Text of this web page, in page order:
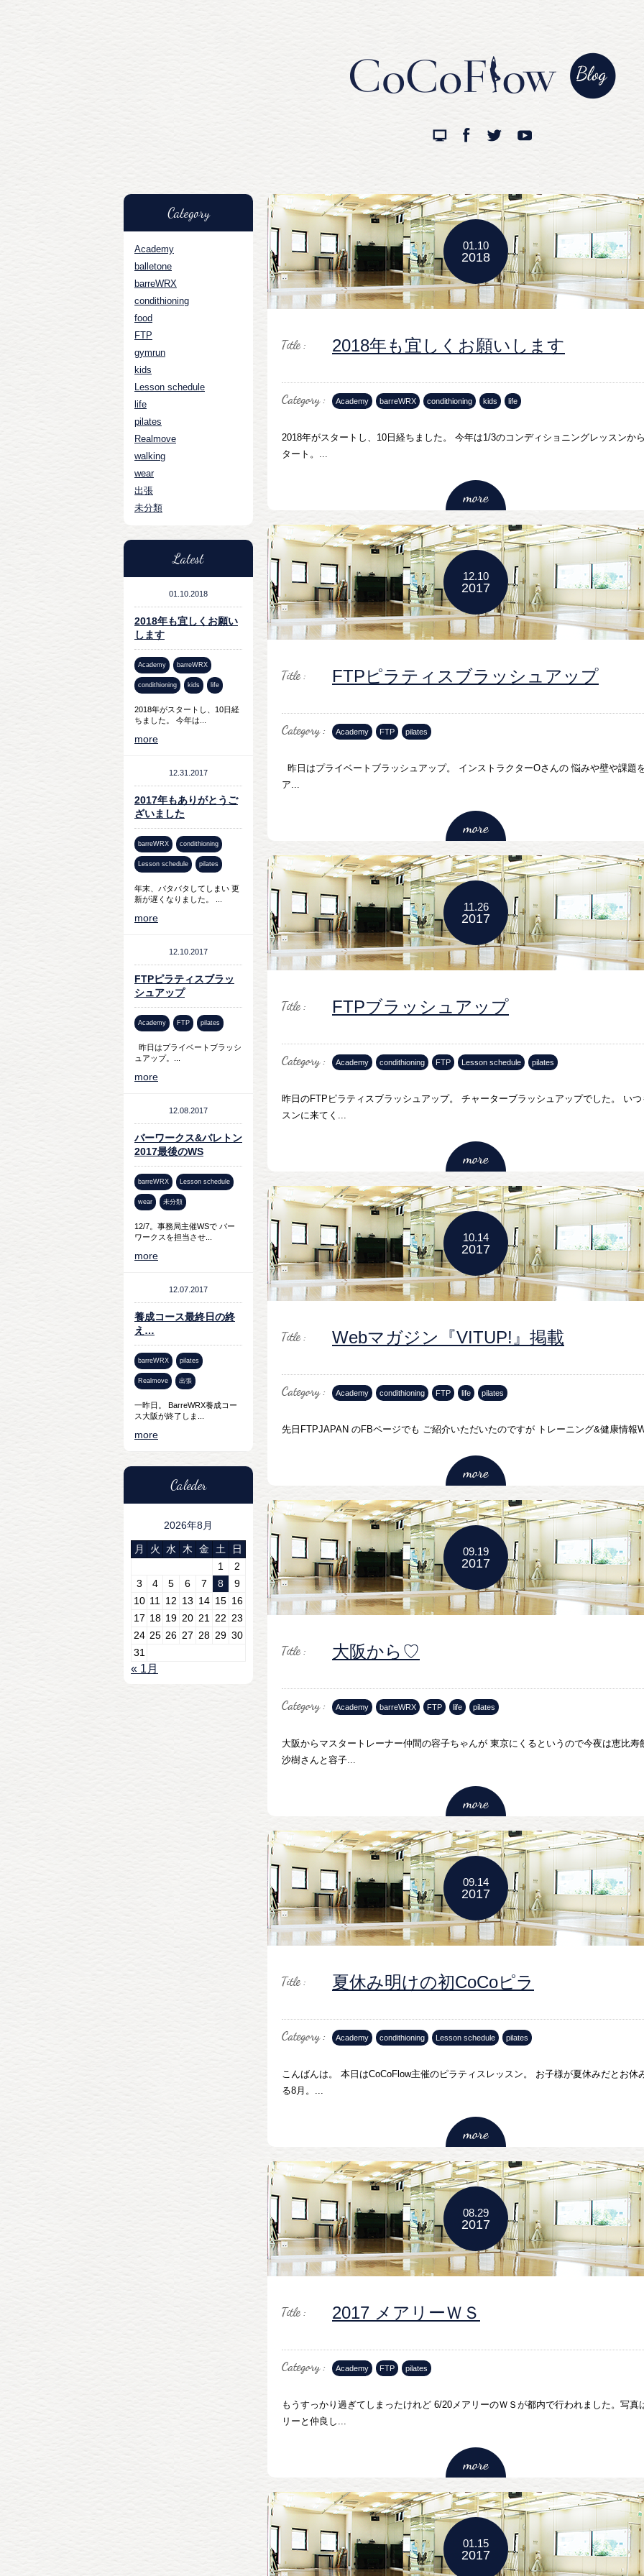
Category
Academy
balletone
barreWRX
condithioning
food
FTP
gymrun
kids
Lesson schedule
life
pilates
Realmove
walking
wear
出張
未分類
Latest
01.10.2018
2018年も宜しくお願い
します
Academy barreWRX
condithioning kids life
2018年がスタートし、10日経
ちました。 今年は...
more
12.31.2017
2017年もありがとうご
ざいました
barreWRX condithioning
Lesson schedule pilates
年末、バタバタしてしまい 更
新が遅くなりました。 ...
more
12.10.2017
FTPピラティスブラッ
シュアップ
Academy FTP pilates
昨日はプライベートブラッシ
ュアップ。...
more
12.08.2017
バーワークス&バレトン
2017最後のWS
barreWRX Lesson schedule
wear 未分類
12/7。事務局主催WSで バー
ワークスを担当させ...
more
12.07.2017
養成コース最終日の終
え…
barreWRX pilates
Realmove 出張
一昨日。 BarreWRX養成コー
ス大阪が終了しま...
more
Caleder
2026年8月
月 火 水 木 金 土
日
1
2
3
4 5 6 7 8
9
10 11 12 13 14 15 16
17 18 19 20 21 22 23
24 25 26 27 28 29 30
31
« 1月
01.10
2018
2018年も宜しくお願いします
Academy barreWRX condithioning kids life
2018年がスタートし、10日経ちました。 今年は1/3のコンディショニングレッスンか
タート。...
12.10
2017
FTPピラティスブラッシュアップ
Academy FTP pilates
昨日はプライベートブラッシュアップ。 インストラクターOさんの 悩みや壁や課題
ア...
11.26
2017
FTPブラッシュアップ
Academy condithioning FTP Lesson schedule pilates
昨日のFTPピラティスブラッシュアップ。 チャーターブラッシュアップでした。 いつ
スンに来てく...
10.14
2017
Webマガジン『VITUP!』掲載
Academy condithioning FTP life pilates
先日FTPJAPAN のFBページでも ご紹介いただいたのですが トレーニング&健康情報
09.19
2017
大阪から♡
Academy barreWRX FTP life pilates
大阪からマスタートレーナー仲間の容子ちゃんが 東京にくるというので今夜は恵比
沙樹さんと容子...
09.14
2017
夏休み明けの初CoCoピラ
Academy condithioning Lesson schedule pilates
こんばんは。 本日はCoCoFlow主催のピラティスレッスン。 お子様が夏休みだとお休
る8月。...
08.29
2017
2017 メアリーＷＳ
Academy FTP pilates
もうすっかり過ぎてしまったけれど 6/20メアリーのＷＳが都内で行われました。写真
リーと仲良し...
01.15
2017